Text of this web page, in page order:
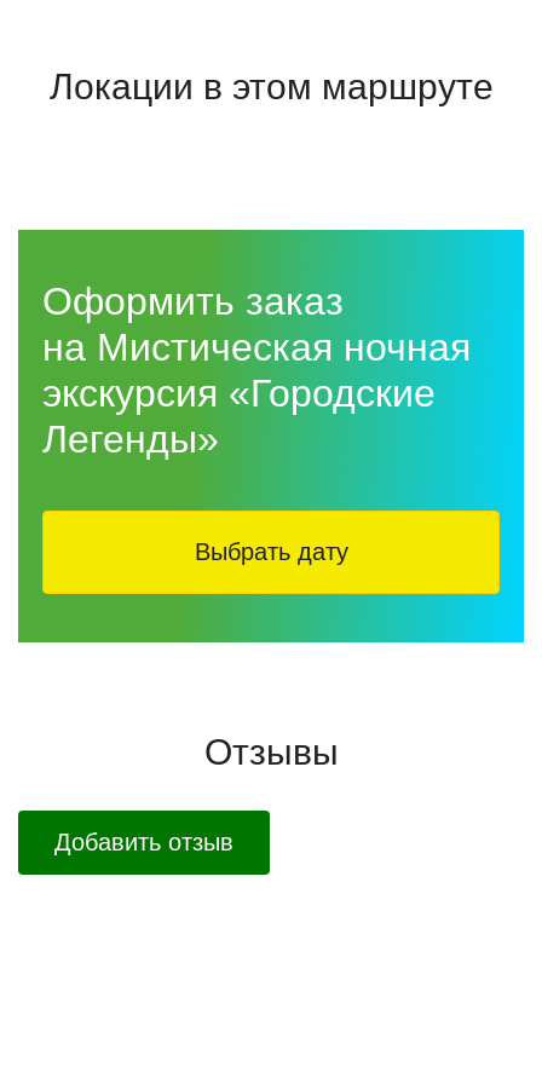
Локации в этом маршруте
Оформить заказ
на Мистическая ночная
экскурсия «Городские
Легенды»
Выбрать дату
Отзывы
Добавить отзыв